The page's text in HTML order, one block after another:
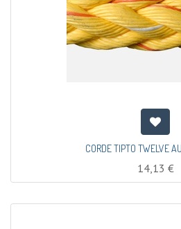
CORDE TIPTO TWELVE
14,13 €